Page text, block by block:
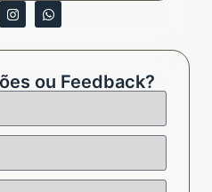
ou Feedback?